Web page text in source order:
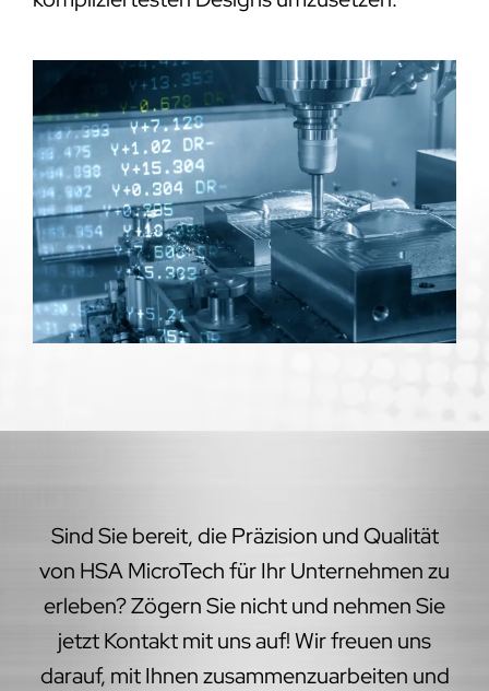
Sind Sie bereit, die Präzision und Qualität
von HSA MicroTech für Ihr Unternehmen zu
erleben? Zögern Sie nicht und nehmen Sie
jetzt Kontakt mit uns auf! Wir freuen uns
darauf, mit Ihnen zusammenzuarbeiten und